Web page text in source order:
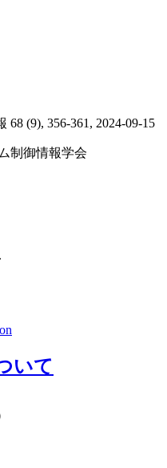
(9), 356-361, 2024-09-15
制御情報学会
いて